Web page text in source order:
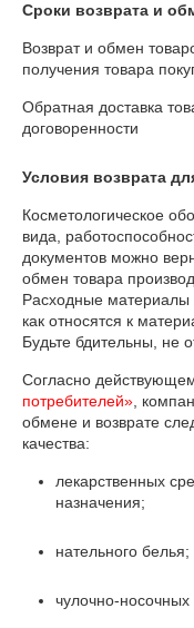
Сроки возврата и
Возврат и обмен
получения товара
Обратная доставка
договоренности
Условия возврата
Косметологическое
вида,
документов можно
обмен товара
Расходные материалы
как относятся к
Будьте бдительны, не
Согласно
потребителей» ,
обмене и возврате
качества:
лекарственных
назначения;
нательного белья;
чулочно-носочных